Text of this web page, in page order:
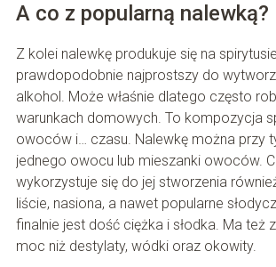
A co z popularną nalewką?
Z kolei nalewkę produkuje się na
prawdopodobnie najprostszy do
alkohol. Może właśnie dlatego często
warunkach domowych. To kompozycja
owoców i… czasu. Nalewkę można przy
jednego owocu lub mieszanki owoców.
wykorzystuje się do jej stworzenia
liście, nasiona, a nawet popularne
finalnie jest dość ciężka i słodka. Ma też
moc niż destylaty, wódki oraz okowity.